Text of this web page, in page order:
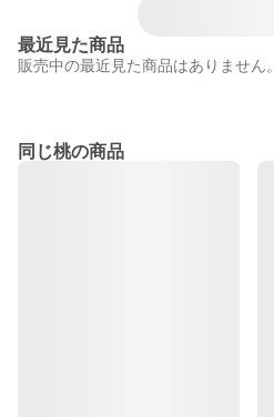
最近見た商品
販売中の最近見た商品はありません。
同じ桃の商品